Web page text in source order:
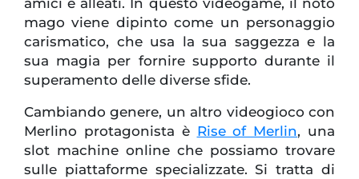
amici e alleati. In questo videogame, il noto
mago viene dipinto come un personaggio
carismatico, che usa la sua saggezza e la
sua magia per fornire supporto durante il
superamento delle diverse sfide.
Cambiando genere, un altro videogioco con
Merlino protagonista è Rise of Merlin, una
slot machine online che possiamo trovare
sulle piattaforme specializzate. Si tratta di